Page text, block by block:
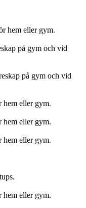
hem eller gym.
på gym och vid
på gym och vid
hem eller gym.
hem eller gym.
hem eller gym.
hem eller gym.